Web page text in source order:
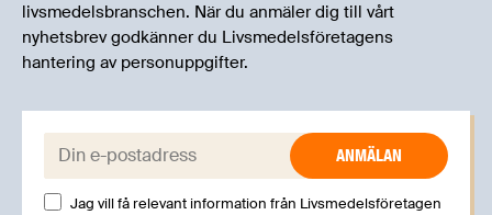
livsmedelsbranschen. När du anmäler dig till vårt
nyhetsbrev godkänner du Livsmedelsföretagens
hantering av personuppgifter.
E-post:
Jag vill få relevant information från Livsmedelsföretagen